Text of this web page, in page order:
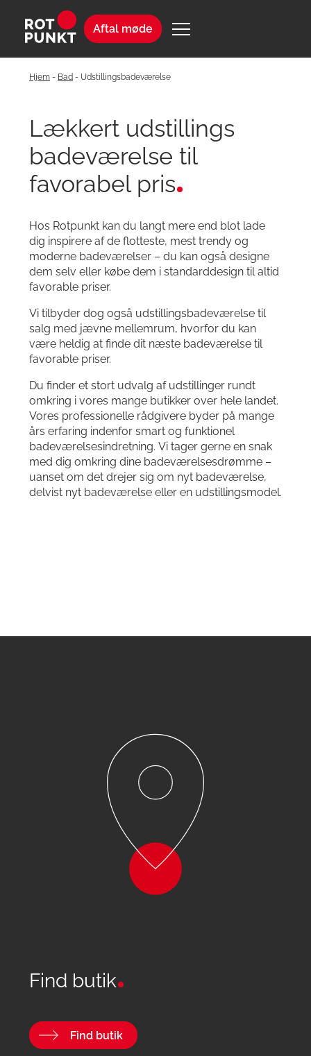
Aftal møde
Hjem - Bad - Udstillingsbadeværelse
Lækkert udstillings
badeværelse til
favorabel pris
Hos Rotpunkt kan du langt mere end blot lade
dig inspirere af de flotteste, mest trendy og
moderne badeværelser – du kan også designe
dem selv eller købe dem i standarddesign til altid
favorable priser.
Vi tilbyder dog også udstillingsbadeværelse til
salg med jævne mellemrum, hvorfor du kan
være heldig at finde dit næste badeværelse til
favorable priser.
Du finder et stort udvalg af udstillinger rundt
omkring i vores mange butikker over hele landet.
Vores professionelle rådgivere byder på mange
års erfaring indenfor smart og funktionel
badeværelsesindretning. Vi tager gerne en snak
med dig omkring dine badeværelsesdrømme –
uanset om det drejer sig om nyt badeværelse,
delvist nyt badeværelse eller en udstillingsmodel.
Find butik
Find butik